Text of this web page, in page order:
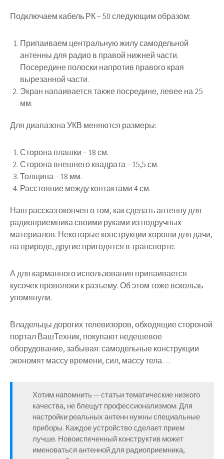
Подключаем кабель РК – 50 следующим образом:
Припаиваем центральную жилу самодельной
антенны для радио в правой нижней части.
Посередине полоски напротив правого края
вырезанной части.
Экран напаивается также посредине, левее на 25
мм.
Для диапазона УКВ меняются размеры:
Сторона плашки – 18 см.
Сторона внешнего квадрата – 15,5 см.
Толщина – 18 мм.
Расстояние между контактами 4 см.
Наш рассказ окончен о том, как сделать антенну для
радиоприемника своими руками из подручных
материалов. Некоторые конструкции хороши для дачи,
на природе, другие пригодятся в транспорте.
А для карманного использования припаивается
кусочек проволоки к разъему. Об этом тоже вскользь
упомянули.
Владельцы дорогих телевизоров, обходящие стороной
портал ВашТехник, покупают недешевое
оборудование, забывая: самодельные конструкции
экономят массу времени, сил, массу тела…
Хотим напомнить — статьи тематические низкого
качества, не блещут профессионализмом. Для
настройки реальных антенн нужны специальные
приборы. Каждое устройство сделает прием
лучше. Новоиспеченный конструктив может
именоваться антенной для радиоприемника,